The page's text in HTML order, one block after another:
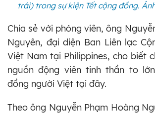
trái) trong sự kiện Tết cộng đồng.
Chia sẻ với phóng viên, ông
Nguyên, đại diện Ban Liên lạc
Việt Nam tại Philippines, cho biết
nguồn động viên tinh thần to
đồng người Việt tại đây.
Theo ông Nguyễn Phạm Hoàng